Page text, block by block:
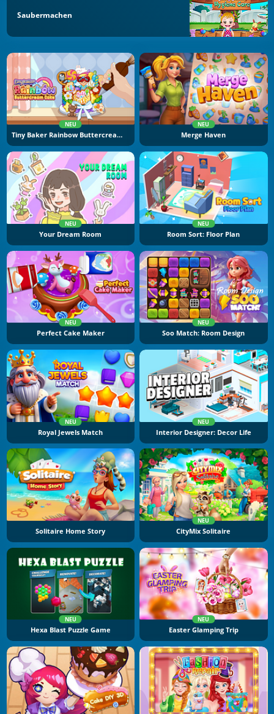
Saubermachen
NEU
Tiny Baker Rainbow Buttercream Cake
NEU
Merge Haven
NEU
Your Dream Room
NEU
Room Sort: Floor Plan
NEU
Perfect Cake Maker
NEU
Soo Match: Room Design
NEU
Royal Jewels Match
NEU
Interior Designer: Decor Life
Solitaire Home Story
NEU
CityMix Solitaire
NEU
Hexa Blast Puzzle Game
NEU
Easter Glamping Trip